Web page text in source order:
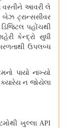
વસ્તીને આવરી લે
બેઝ ટ્રાન્સસીવર
પહોંચથી
કેન્દ્રો સુધી
ઉપલબ્ધ
પાયો નાખ્યો
ન જોયેલા
ખુલ્લા API